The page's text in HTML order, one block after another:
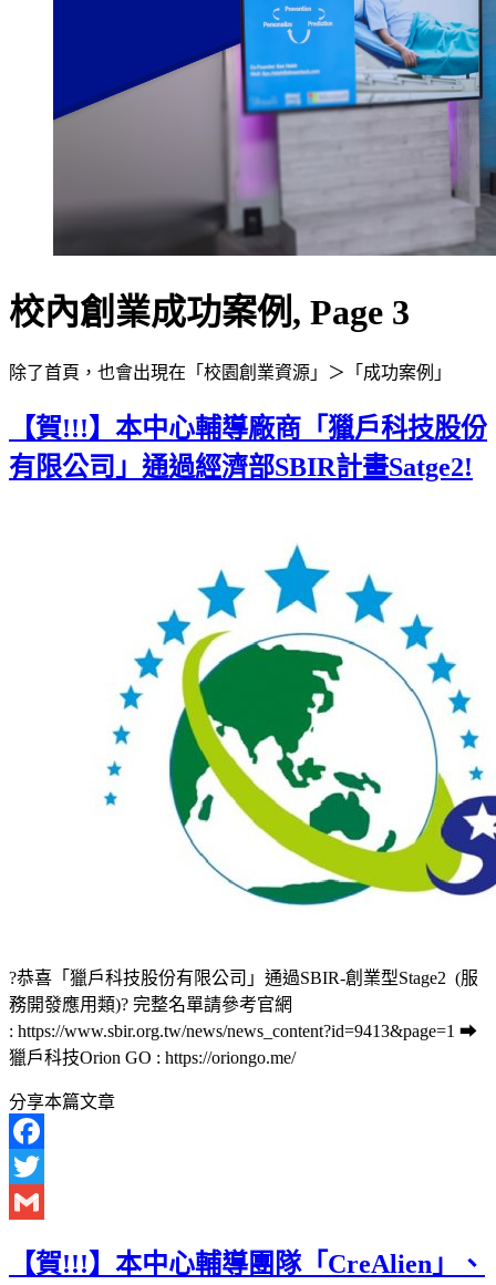
校內創業成功案例, Page 3
除了首頁，也會出現在「校園創業資源」＞「成功案例」
【賀!!!】本中心輔導廠商「獵戶科技股份
有限公司」通過經濟部SBIR計畫Satge2!
?恭喜「獵戶科技股份有限公司」通過SBIR-創業型Stage2 (服
務開發應用類)? 完整名單請參考官網
: https://www.sbir.org.tw/news/news_content?id=9413&page=1 ➡
獵戶科技Orion GO : https://oriongo.me/
分享本篇文章
Facebook
Twitter
【賀!!!】本中心輔導團隊「CreAlien」、